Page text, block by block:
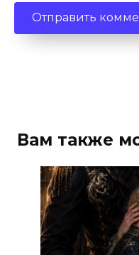
Вам также